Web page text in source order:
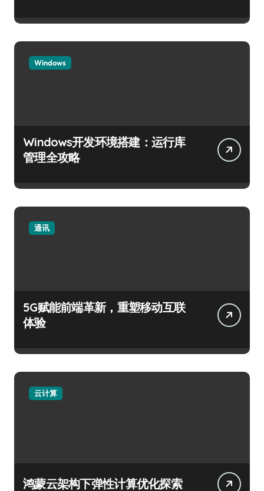
Windows
Windows开发环境搭建：运行库
管理全攻略
通讯
5G赋能前端革新，重塑移动互联
体验
云计算
鸿蒙云架构下弹性计算优化探索